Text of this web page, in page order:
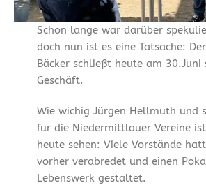
Schon lange war darüber
doch nun ist es eine Tatsache:
Bäcker schließt heute am 30.Juni
Geschäft.
Wie wichig Jürgen Hellmuth und
für die Niedermittlauer Vereine
heute sehen: Viele Vorstände
vorher verabredet und einen
Lebenswerk gestaltet.